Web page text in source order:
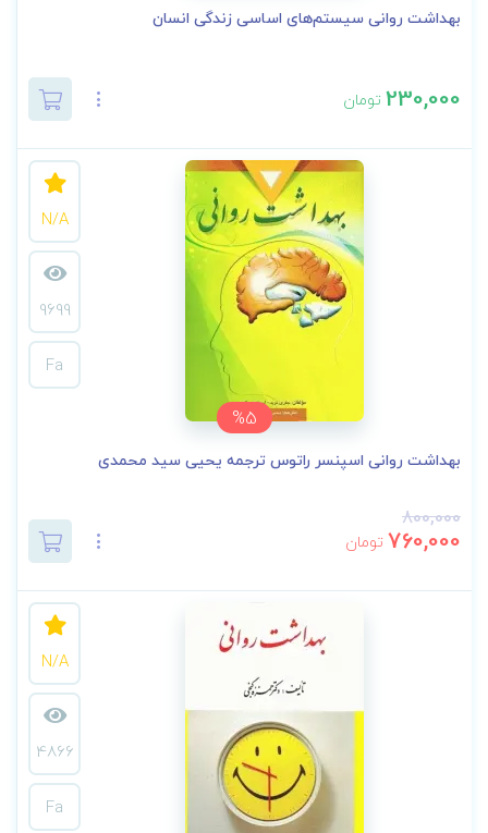
بهداشت روانی سیستم‌های اساسی زندگی انسان
230,000تومان
%5
N/A
9699
Fa
بهداشت روانی اسپنسر راتوس ترجمه یحیی سید محمدی
800,000
760,000 تومان
N/A
4866
Fa